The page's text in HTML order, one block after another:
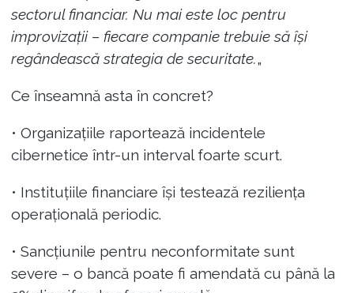
sectorul financiar. Nu mai este loc pentru
improvizații – fiecare companie trebuie să își
regândească strategia de securitate.„
Ce înseamnă asta în concret?
• Organizațiile raportează incidentele
cibernetice într-un interval foarte scurt.
• Instituțiile financiare își testează reziliența
operațională periodic.
• Sancțiunile pentru neconformitate sunt
severe – o bancă poate fi amendată cu până la